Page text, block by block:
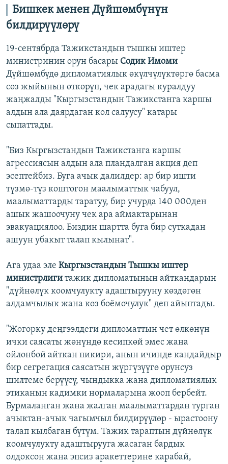
к
а
ы
а
Бишкек менен Дүйшөмбүнүн
билдирүүлөрү
19-сентябрда Тажикстандын тышкы иштер
министринин орун басары Содик Имоми
Дүйшөмбүдө дипломатиялык өкүлчүлүктөргө басма
сөз жыйынын өткөрүп, чек арадагы куралдуу
жаңжалды "Кыргызстандын Тажикстанга каршы
алдын ала даярдаган кол салуусу" катары
сыпаттады.
"Биз Кыргызстандын Тажикстанга каршы
агрессиясын алдын ала пландалган акция деп
эсептейбиз. Буга ачык далилдер: ар бир ишти
түзмө-түз коштогон маалыматтык чабуул,
маалыматтарды таратуу, бир учурда 140 000ден
ашык жашоочуну чек ара аймактарынан
эвакуациялоо. Биздин шартта буга бир суткадан
ашуун убакыт талап кылынат".
Ага удаа эле Кыргызстандын Тышкы иштер
министрлиги тажик дипломатынын айткандарын
"дүйнөлүк коомчулукту адаштырууну көздөгөн
алдамчылык жана көз боёмочулук" деп айыптады. ​
"Жогорку деңгээлдеги дипломаттын чет өлкөнүн
ички саясаты жөнүндө кесипкөй эмес жана
ойлонбой айткан пикири, анын ичинде кандайдыр
бир сегрегация саясатын жүргүзүүгө орунсуз
шилтеме берүүсү, чындыкка жана дипломатиялык
этиканын кадимки нормаларына жооп бербейт.
Бурмаланган жана жалган маалыматтардан турган
ачыктан-ачык чагымчыл билдирүүлөр - ырастоону
талап кылбаган бүтүм. ​Тажик тараптын дүйнөлүк
коомчулукту адаштырууга жасаган бардык
олдоксон жана эпсиз аракеттерине карабай,